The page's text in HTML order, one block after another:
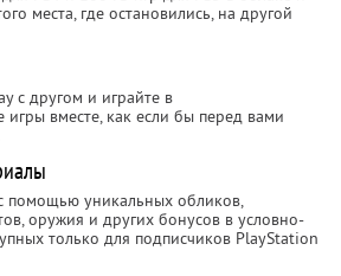
места, где остановились, на другой
с другом и играйте в
игры вместе, как если бы перед вами
помощью уникальных обликов,
оружия и других бонусов в условно-
только для подписчиков PlayStation